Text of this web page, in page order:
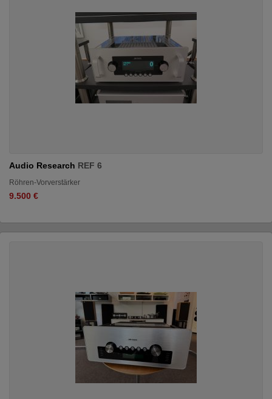
Audio Research REF 6
Röhren-Vorverstärker
9.500 €